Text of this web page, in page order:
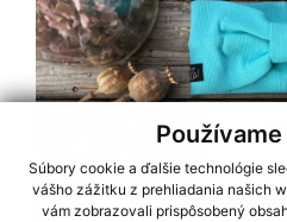
Súbory cookie a ďalšie technológie
vášho zážitku z prehliadania našich
vám zobrazovali prispôsobený